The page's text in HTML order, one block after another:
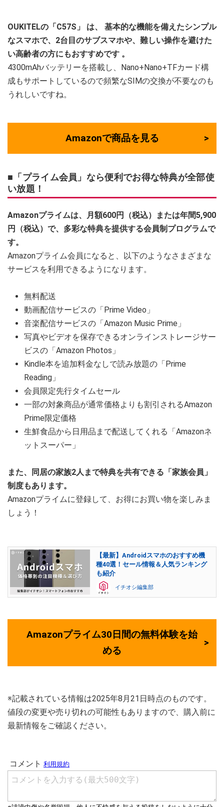
OUKITELの「C57S」 は、
基本的な機能を備えたシンプル
なスマホで、2台目のサブスマホや、難しい操作を避けた
い高齢者の方にもおすすめです 。
4300mAhバッテリーを搭載し、Nano+Nano+TFカード構
成もサポートしているので頻繁なSIMの交換が不要なのも
うれしいですね。
Amazonで商品を見る
■「プライム会員」なら便利でお得な特典が全部使
い放題！
Amazonプライムは、月額600円（税込）または年間5,900
円（税込）で、多彩な特典を提供する会員制プログラムで
す。
Amazonプライム会員になると、以下のようなさまざまな
サービスを利用できるようになります。
無料配送
動画配信サービスの「Prime Video」
音楽配信サービスの「Amazon Music Prime」
写真やビデオを保存できるオンラインストレージサー
ビスの「Amazon Photos」
Kindle本を追加料金なしで読み放題の「Prime
Reading」
会員限定先行タイムセール
一部の対象商品が通常価格よりも割引されるAmazon
Prime限定価格
生鮮食品から日用品まで配送してくれる「Amazonネ
ットスーパー」
また、同居の家族2人まで特典を共有できる「家族会員」
制度もあります。
Amazonプライムに登録して、お得にお買い物を楽しみま
しょう！
【最新】Androidスマホのおすすめ機
種40選！セール情報＆人気ランキング
も紹介
イチオシ編集部
Amazonプライム30日間の無料体験を始
める
※記載されている情報は2025年8月21日時点のものです。
値段の変更や売り切れの可能性もありますので、購入前に
最新情報をご確認ください。